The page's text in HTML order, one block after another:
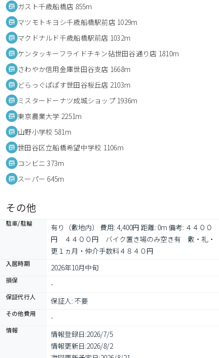
ガスト千歳船橋店 855m
マツモトキヨシ千歳船橋駅前店 1029m
マクドナルド千歳船橋駅前店 1032m
ケンタッキーフライドチキン砧世田谷通り店 1810m
さわやか信用金庫世田谷支店 1668m
どらっぐぱぱす世田谷桜丘店 2103m
ミスタードーナツ成城ショップ 1936m
東京農業大学 2251m
山野小学校 581m
世田谷区立船橋希望中学校 1106m
コンビニ 373m
スーパー 645m
その他
駐車/駐輪
有り（敷地内） 費用: 4,400円 距離: 0m 備考: ４４００
円　４４００円　バイク置き場のみ空き有　敷・礼・
更１ヵ月・仲介手数料４８４０円
入居時期 2026年10月中旬
損保 -
保証代行人 保証人: 不要
その他費用 -
情報 情報登録日:2026/7/5
情報更新日:2026/8/2